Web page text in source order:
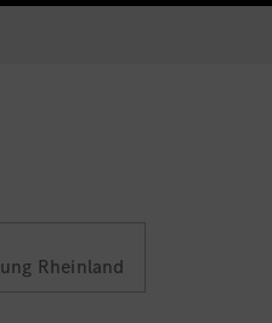
Rheinland